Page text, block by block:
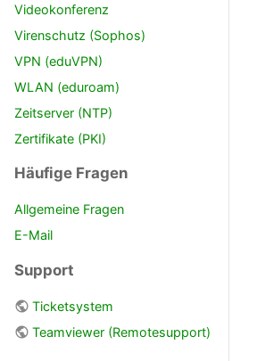
Videokonferenz
Virenschutz (Sophos)
VPN (eduVPN)
WLAN (eduroam)
Zeitserver (NTP)
Zertifikate (PKI)
Häufige Fragen
Allgemeine Fragen
E-Mail
Support
Ticketsystem
Teamviewer (Remotesupport)